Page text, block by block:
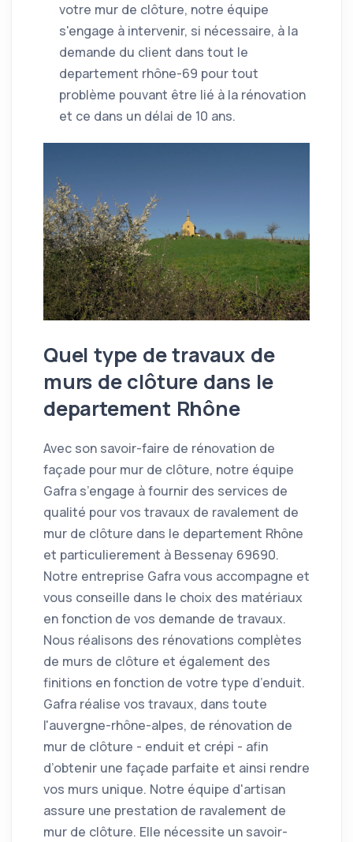
votre mur de clôture, notre équipe
s'engage à intervenir, si nécessaire, à la
demande du client dans tout le
departement rhône-69 pour tout
problème pouvant être lié à la rénovation
et ce dans un délai de 10 ans.
Quel type de travaux de
murs de clôture dans le
departement Rhône
Avec son savoir-faire de rénovation de
façade pour mur de clôture, notre équipe
Gafra s’engage à fournir des services de
qualité pour vos travaux de ravalement de
mur de clôture dans le departement Rhône
et particulierement à Bessenay 69690.
Notre entreprise Gafra vous accompagne et
vous conseille dans le choix des matériaux
en fonction de vos demande de travaux.
Nous réalisons des rénovations complètes
de murs de clôture et également des
finitions en fonction de votre type d’enduit.
Gafra réalise vos travaux, dans toute
l'auvergne-rhône-alpes, de rénovation de
mur de clôture - enduit et crépi - afin
d’obtenir une façade parfaite et ainsi rendre
vos murs unique. Notre équipe d'artisan
assure une prestation de ravalement de
mur de clôture. Elle nécessite un savoir-